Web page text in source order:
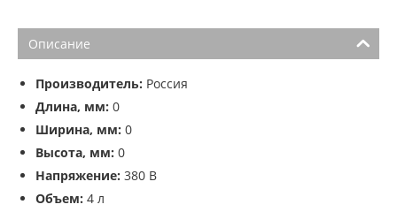
Описание
Производитель: Россия
Длина, мм: 0
Ширина, мм: 0
Высота, мм: 0
Напряжение: 380 В
Объем: 4 л